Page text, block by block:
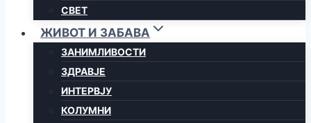
СВЕТ
ЖИВОТ И ЗАБАВА
ЗАНИМЛИВОСТИ
ЗДРАВЈЕ
ИНТЕРВЈУ
КОЛУМНИ